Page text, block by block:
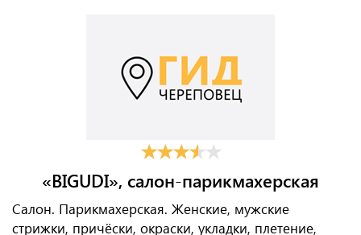
«BIGUDI», салон-парикмахерская
Салон. Парикмахерская. Женские, мужские
стрижки, причёски, окраски, укладки, плетение,